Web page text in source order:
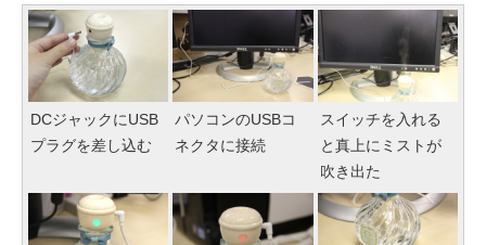
DCジャックにUSB
プラグを差し込む
パソコンのUSBコ
ネクタに接続
スイッチを入れる
と真上にミストが
吹き出た